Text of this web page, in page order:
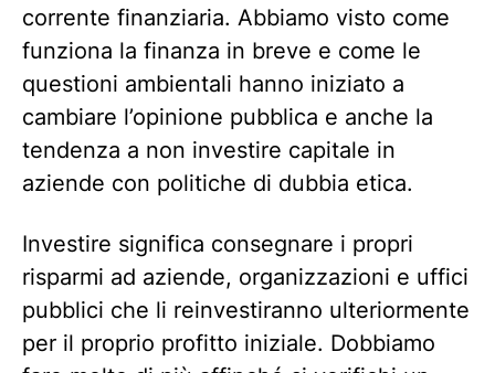
corrente finanziaria. Abbiamo visto come
funziona la finanza in breve e come le
questioni ambientali hanno iniziato a
cambiare l’opinione pubblica e anche la
tendenza a non investire capitale in
aziende con politiche di dubbia etica.
Investire significa consegnare i propri
risparmi ad aziende, organizzazioni e uffici
pubblici che li reinvestiranno ulteriormente
per il proprio profitto iniziale. Dobbiamo